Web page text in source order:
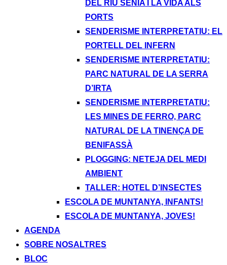
DEL RIU SÉNIA I LA VIDA ALS
PORTS
SENDERISME INTERPRETATIU: EL
PORTELL DEL INFERN
SENDERISME INTERPRETATIU:
PARC NATURAL DE LA SERRA
D’IRTA
SENDERISME INTERPRETATIU:
LES MINES DE FERRO, PARC
NATURAL DE LA TINENÇA DE
BENIFASSÀ
PLOGGING: NETEJA DEL MEDI
AMBIENT
TALLER: HOTEL D’INSECTES
ESCOLA DE MUNTANYA, INFANTS!
ESCOLA DE MUNTANYA, JOVES!
AGENDA
SOBRE NOSALTRES
BLOC